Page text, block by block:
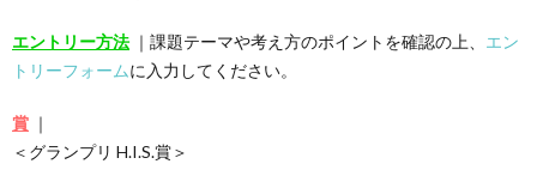
エントリー方法 ｜課題テーマや考え方のポイントを確認の上、 エン
トリーフォームに入力してください。
賞 ｜
＜グランプリ H.I.S.賞＞